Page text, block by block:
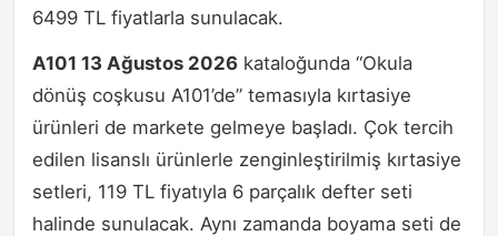
6499 TL fiyatlarla sunulacak.
A101 13 Ağustos 2026 kataloğunda “Okula
dönüş coşkusu A101’de” temasıyla kırtasiye
ürünleri de markete gelmeye başladı. Çok tercih
edilen lisanslı ürünlerle zenginleştirilmiş kırtasiye
setleri, 119 TL fiyatıyla 6 parçalık defter seti
halinde sunulacak. Aynı zamanda boyama seti de